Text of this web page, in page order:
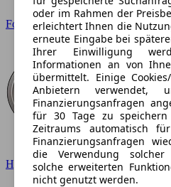
Ford
Hyundai
oder im Rahmen der
erleichtert Ihnen die
erneute Eingabe bei
Ihrer Einwilligung
Informationen an von
übermittelt. Einige
Anbietern
Finanzierungsanfragen
für 30 Tage zu
Zeitraums automatisch
Finanzierungsanfragen
die Verwendung solcher
solche erweiterten
nicht genutzt werden.